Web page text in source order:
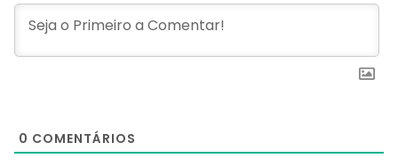
0 COMENTÁRIOS